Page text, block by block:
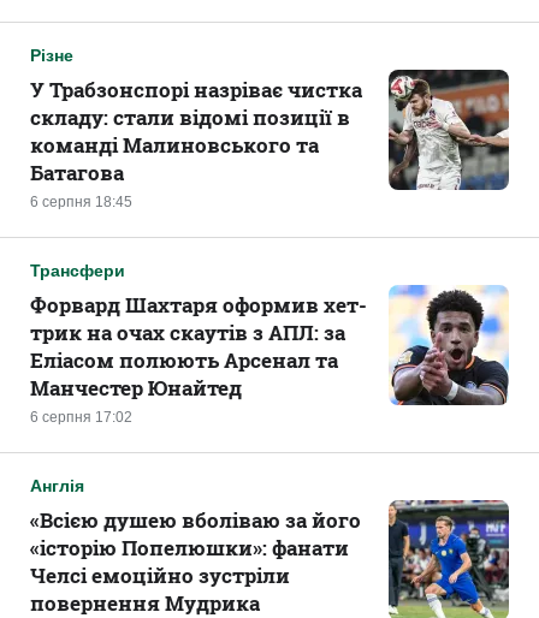
Різне
6 серпня 18:45
У Трабзонспорі назріває чистка
складу: стали відомі позиції в
команді Малиновського та
Батагова
Трансфери
6 серпня 17:02
Форвард Шахтаря оформив хет-
трик на очах скаутів з АПЛ: за
Еліасом полюють Арсенал та
Манчестер Юнайтед
Англія
«Всією душею вболіваю за його
«історію Попелюшки»: фанати
Челсі емоційно зустріли
повернення Мудрика